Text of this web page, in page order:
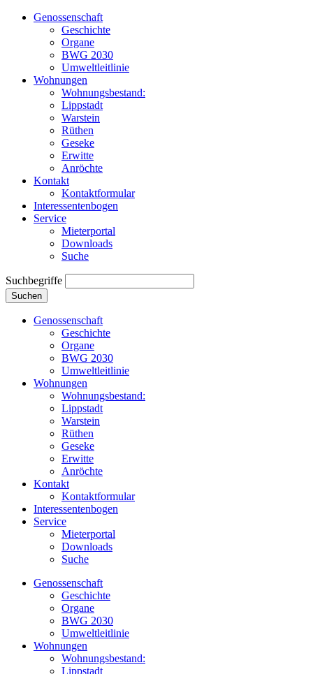
Genossenschaft
Geschichte
Organe
BWG 2030
Umweltleitlinie
Wohnungen
Wohnungsbestand:
Lippstadt
Warstein
Rüthen
Geseke
Erwitte
Anröchte
Kontakt
Kontaktformular
Interessentenbogen
Service
Mieterportal
Downloads
Suche
Suchbegriffe
Suchen
Genossenschaft
Geschichte
Organe
BWG 2030
Umweltleitlinie
Wohnungen
Wohnungsbestand:
Lippstadt
Warstein
Rüthen
Geseke
Erwitte
Anröchte
Kontakt
Kontaktformular
Interessentenbogen
Service
Mieterportal
Downloads
Suche
Genossenschaft
Geschichte
Organe
BWG 2030
Umweltleitlinie
Wohnungen
Wohnungsbestand:
Lippstadt